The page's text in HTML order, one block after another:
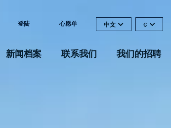
登陆 心愿单 中文 €
新闻档案 联系我们 我们的招聘